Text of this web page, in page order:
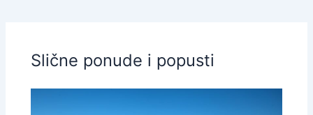
Slične ponude i popusti